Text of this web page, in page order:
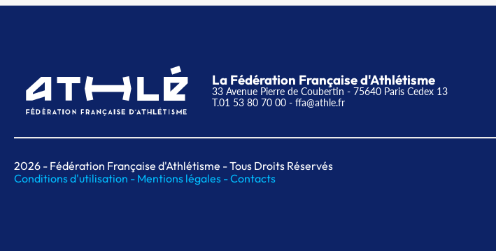
La Fédération Française d'Athlétisme
33 Avenue Pierre de Coubertin - 75640 Paris Cedex 13
T.01 53 80 70 00 - ffa@athle.fr
2026 - Fédération Française d'Athlétisme - Tous Droits Réservés
Conditions d'utilisation - Mentions légales -Contacts